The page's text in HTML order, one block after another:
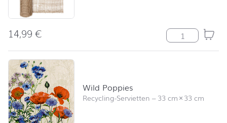
14,99€ Tischläufer
Wild Poppies
Recycling-Servietten –33 cm×33 cm